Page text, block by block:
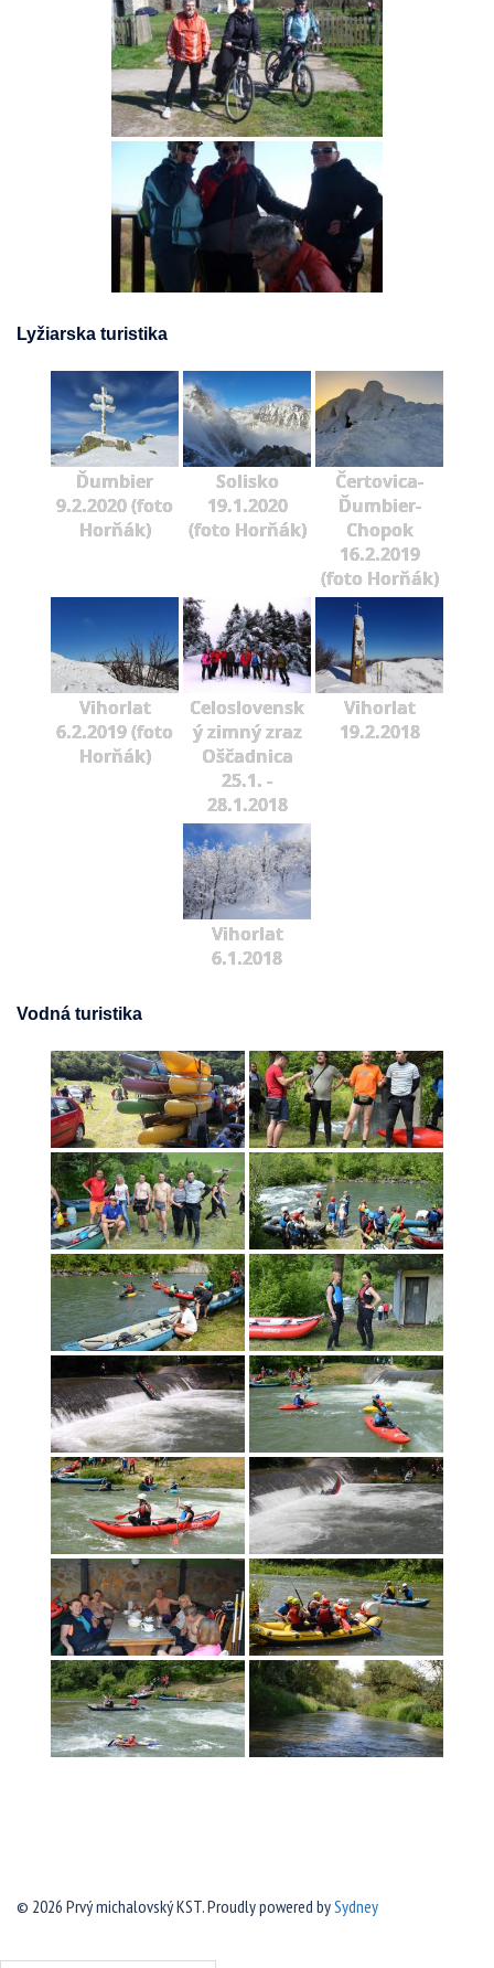
Lyžiarska turistika
Ďumbier
9.2.2020 (foto
Horňák)
Solisko
19.1.2020
(foto Horňák)
Čertovica-
Ďumbier-
Chopok
16.2.2019
(foto Horňák)
Vihorlat
6.2.2019 (foto
Horňák)
Celoslovensk
ý zimný zraz
Oščadnica
25.1. -
28.1.2018
Vihorlat
19.2.2018
Vihorlat
6.1.2018
Vodná turistika
© 2026 Prvý michalovský KST. Proudly powered bySydney